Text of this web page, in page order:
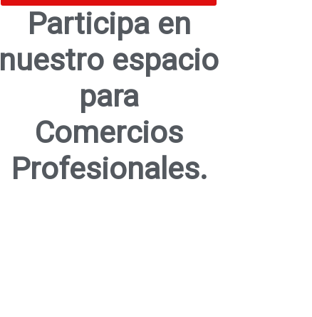
Participa en
nuestro espacio
para
Comercios
Profesionales.